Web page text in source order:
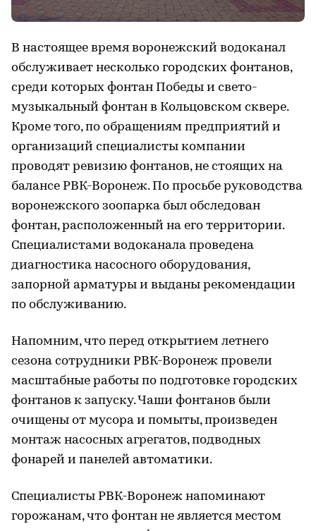
В настоящее время воронежский водоканал
обслуживает несколько городских фонтанов,
среди которых фонтан Победы и свето-
музыкальный фонтан в Кольцовском сквере.
Кроме того, по обращениям предприятий и
организаций специалисты компании
проводят ревизию фонтанов, не стоящих на
балансе РВК-Воронеж. По просьбе руководства
воронежского зоопарка был обследован
фонтан, расположенный на его территории.
Специалистами водоканала проведена
диагностика насосного оборудования,
запорной арматуры и выданы рекомендации
по обслуживанию.
Напомним, что перед открытием летнего
сезона сотрудники РВК-Воронеж провели
масштабные работы по подготовке городских
фонтанов к запуску. Чаши фонтанов были
очищены от мусора и помыты, произведен
монтаж насосных агрегатов, подводных
фонарей и панелей автоматики.
Специалисты РВК-Воронеж напоминают
горожанам, что фонтан не является местом